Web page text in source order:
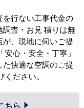
行ない工事代金の
査・お見 積りは無
、現地に伺いご提
心・安全・丁寧」
快適な空調のご提
ださい。
ちら